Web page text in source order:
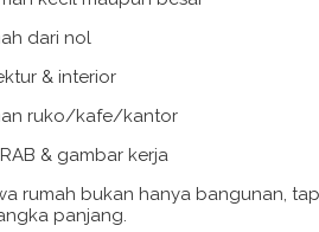
dari nol
& interior
ruko/kafe/kantor
& gambar kerja
rumah bukan hanya bangunan,
panjang.